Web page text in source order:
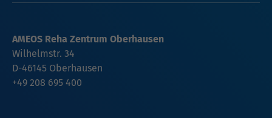
AMEOS Reha Zentrum Oberhausen
Wilhelmstr. 34
D-46145 Oberhausen
+49 208 695 400